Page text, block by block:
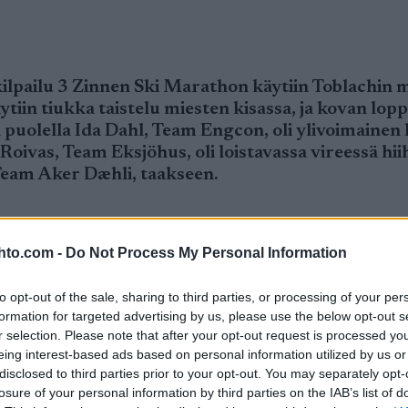
- Do Not Process My Personal Information
opt-out of the sale, sharing to third parties, or processing of your
for targeted advertising by us, please use the below opt-out
selection. Please note that after your opt-out request is processed
interest-based ads based on personal information utilized by us
to third parties prior to your opt-out. You may separately
of your personal information by third parties on the IAB’s list of
3 Zinnen Ski Marathon käytiin Toblachin
tiukka taistelu miesten kisassa, ja kovan
Ida Dahl, Team Engcon, oli
Team Eksjöhus, oli loistavassa vireessä
Aker Dæhli, taakseen.
lukuun ottamatta paras mahdollinen
aika paljon hampaankoloon, koska
juotto jäi väliin ja Veli-Matti oli
Naiset eivät olleet tyytyväisiä